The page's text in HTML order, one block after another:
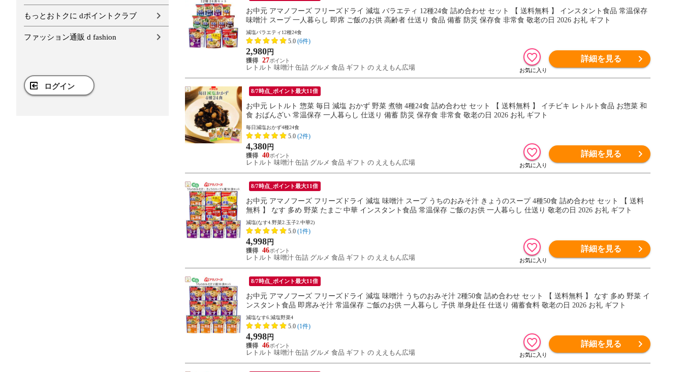
もっとおトクに dポイントクラブ
ファッション通販 d fashion
ログイン
お中元 アマノフーズ フリーズドライ 減塩 バラエティ 12種24食 詰め合わせ セット 【 送料無料 】 インスタント食品 常温保存
味噌汁 スープ 一人暮らし 即席 ご飯のお供 高齢者 仕送り 食品 備蓄 防災 保存食 非常食 敬老の日 2026 お礼 ギフト
減塩バラエティ12種24食
5.0 (6件)
2,980 円
27
レトルト 味噌汁 缶詰 グルメ 食品 ギフト の ええもん広場
詳細を見る
8/7時点_ポイント最大11倍
お中元 レトルト 惣菜 毎日 減塩 おかず 野菜 煮物 4種24食 詰め合わせ セット 【 送料無料 】 イチビキ レトルト食品 お惣菜 和
食 おばんざい 常温保存 一人暮らし 仕送り 備蓄 防災 保存食 非常食 敬老の日 2026 お礼 ギフト
毎日減塩おかず4種24食
5.0 (2件)
4,380 円
40
レトルト 味噌汁 缶詰 グルメ 食品 ギフト の ええもん広場
詳細を見る
8/7時点_ポイント最大11倍
お中元 アマノフーズ フリーズドライ 減塩 味噌汁 スープ うちのおみそ汁 きょうのスープ 4種50食 詰め合わせ セット 【 送料
無料 】 なす 多め 野菜 たまご 中華 インスタント食品 常温保存 ご飯のお供 一人暮らし 仕送り 敬老の日 2026 お礼 ギフト
減塩(なす4.野菜2.玉子2.中華2)
5.0 (1件)
4,998 円
46
レトルト 味噌汁 缶詰 グルメ 食品 ギフト の ええもん広場
詳細を見る
8/7時点_ポイント最大11倍
お中元 アマノフーズ フリーズドライ 減塩 味噌汁 うちのおみそ汁 2種50食 詰め合わせ セット 【 送料無料 】 なす 多め 野菜 イ
ンスタント食品 即席みそ汁 常温保存 ご飯のお供 一人暮らし 子供 単身赴任 仕送り 備蓄食料 敬老の日 2026 お礼 ギフト
減塩なす6.減塩野菜4
5.0 (1件)
4,998 円
46
レトルト 味噌汁 缶詰 グルメ 食品 ギフト の ええもん広場
詳細を見る